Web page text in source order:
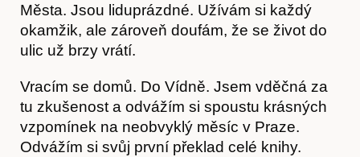
Obchod
Města. Jsou liduprázdné. Užívám si každý
okamžik, ale zároveň doufám, že se život do
ulic už brzy vrátí.
Vracím se domů. Do Vídně. Jsem vděčná za
tu zkušenost a odvážím si spoustu krásných
vzpomínek na neobvyklý měsíc v Praze.
Odvážím si svůj první překlad celé knihy.